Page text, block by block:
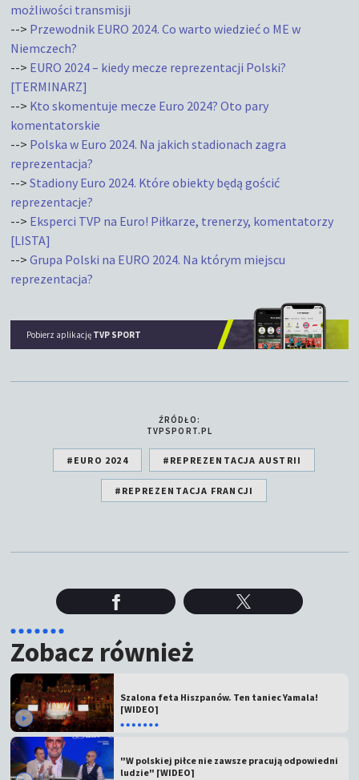
możliwości transmisji
--> Przewodnik EURO 2024. Co warto wiedzieć o ME w
Niemczech?
--> EURO 2024 – kiedy mecze reprezentacji Polski?
[TERMINARZ]
--> Kto skomentuje mecze Euro 2024? Oto pary
komentatorskie
--> Polska w Euro 2024. Na jakich stadionach zagra
reprezentacja?
-->Stadiony Euro 2024. Które obiekty będą gościć
reprezentacje?
--> Eksperci TVP na Euro! Piłkarze, trenerzy, komentatorzy
[LISTA]
-->Grupa Polski na EURO 2024. Na którym miejscu
reprezentacja?
Pobierz aplikację TVP SPORT
ŹRÓDŁO:
TVPSPORT.PL
#EURO 2024 #REPREZENTACJA AUSTRII
#REPREZENTACJA FRANCJI
Zobacz również
Szalona feta Hiszpanów. Ten taniec Yamala!
[WIDEO]
"W polskiej piłce nie zawsze pracują odpowiedni
ludzie" [WIDEO]